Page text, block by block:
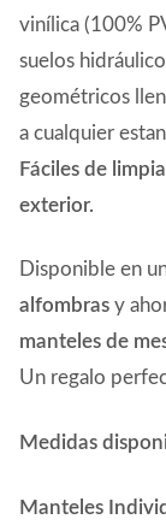
vinílica (100%
suelos
geométricos
a cualquier
Fáciles de
exterior.
Disponible en
alfombras y
manteles de
Un regalo
Medidas
Manteles